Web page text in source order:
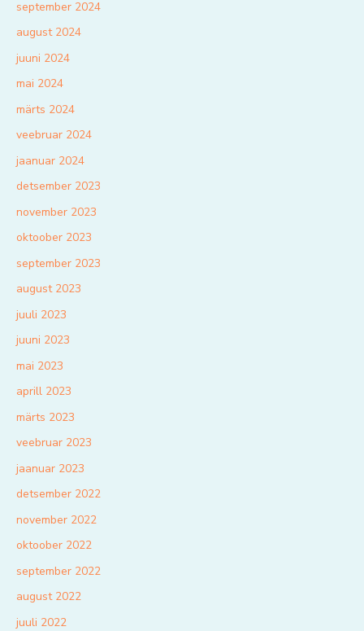
september 2024
august 2024
juuni 2024
mai 2024
märts 2024
veebruar 2024
jaanuar 2024
detsember 2023
november 2023
oktoober 2023
september 2023
august 2023
juuli 2023
juuni 2023
mai 2023
aprill 2023
märts 2023
veebruar 2023
jaanuar 2023
detsember 2022
november 2022
oktoober 2022
september 2022
august 2022
juuli 2022